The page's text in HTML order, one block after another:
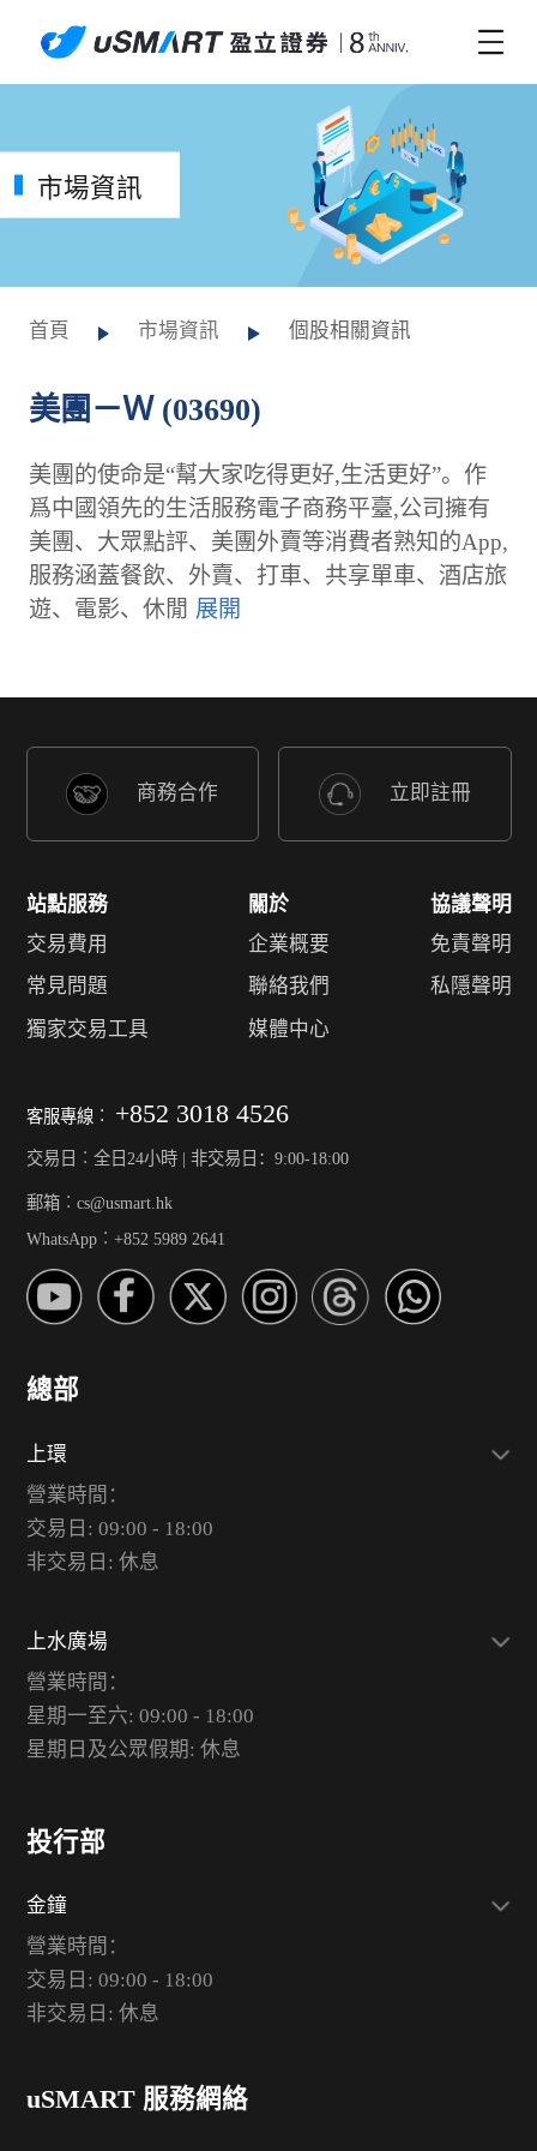
市場資訊
首頁 市場資訊 個股相關資訊
美團－Ｗ (03690)
美團的使命是“幫大家吃得更好,生活更好”。作
爲中國領先的生活服務電子商務平臺,公司擁有
美團、大眾點評、美團外賣等消費者熟知的App,
服務涵蓋餐飲、外賣、打車、共享單車、酒店旅
遊、電影、休閒
商務合作 立即註冊
站點服務
交易費用
常見問題
獨家交易工具
關於
企業概要
聯絡我們
媒體中心
協議聲明
免責聲明
私隱聲明
客服專線︰ +852 3018 4526
交易日︰全日24小時 | 非交易日：9:00-18:00
郵箱︰cs@usmart.hk
WhatsApp︰+852 5989 2641
總部
上環
營業時間：
交易日: 09:00 - 18:00
非交易日: 休息
上水廣場
營業時間：
星期一至六: 09:00 - 18:00
星期日及公眾假期: 休息
投行部
金鐘
營業時間：
交易日: 09:00 - 18:00
非交易日: 休息
uSMART 服務網絡